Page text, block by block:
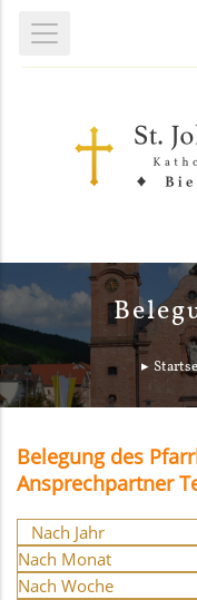
Belegung des
Ansprechpartner
Nach Jahr
Nach Monat
Nach Woche